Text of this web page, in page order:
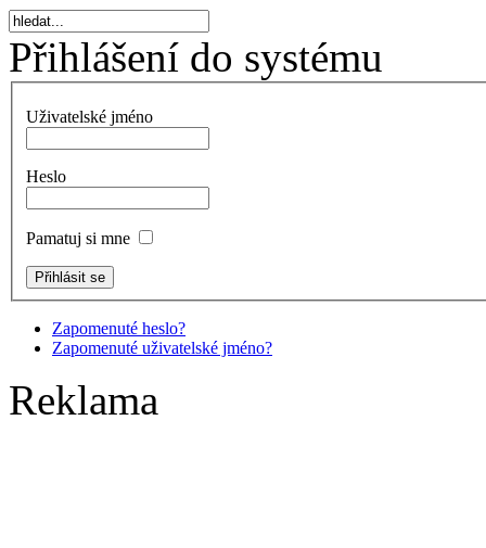
Přihlášení do systému
Uživatelské jméno
Heslo
Pamatuj si mne
Zapomenuté heslo?
Zapomenuté uživatelské jméno?
Reklama